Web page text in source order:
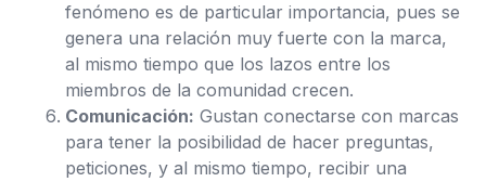
fenómeno es de particular importancia, pues se
genera una relación muy fuerte con la marca,
al mismo tiempo que los lazos entre los
miembros de la comunidad crecen.
Comunicación: Gustan conectarse con marcas
para tener la posibilidad de hacer preguntas,
peticiones, y al mismo tiempo, recibir una